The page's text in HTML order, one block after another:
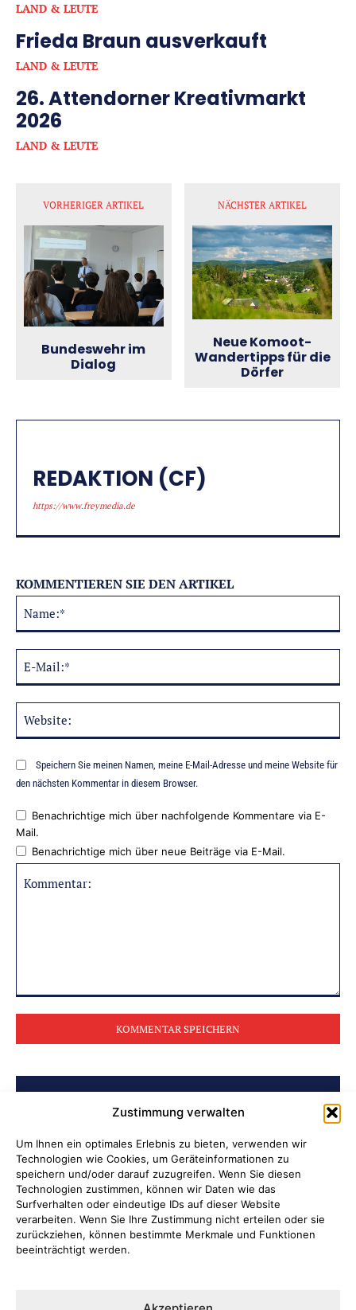
Zustimmung verwalten
Um Ihnen ein optimales Erlebnis zu bieten, verwenden wir
Technologien wie Cookies, um Geräteinformationen zu
speichern und/oder darauf zuzugreifen. Wenn Sie diesen
Technologien zustimmen, können wir Daten wie das
Surfverhalten oder eindeutige IDs auf dieser Website
verarbeiten. Wenn Sie Ihre Zustimmung nicht erteilen oder sie
zurückziehen, können bestimmte Merkmale und Funktionen
beeinträchtigt werden.
LAND & LEUTE
Frieda Braun ausverkauft
LAND & LEUTE
26. Attendorner Kreativmarkt
2026
LAND & LEUTE
VORHERIGER ARTIKEL
Bundeswehr im
Dialog
NÄCHSTER ARTIKEL
Neue Komoot-
Wandertipps für die
Dörfer
REDAKTION (CF)
https://www.freymedia.de
KOMMENTIEREN SIE DEN ARTIKEL
Speichern Sie meinen Namen, meine E-Mail-Adresse und meine Website für
den nächsten Kommentar in diesem Browser.
Benachrichtige mich über nachfolgende Kommentare via E-
Mail.
Benachrichtige mich über neue Beiträge via E-Mail.
BELIEBTE BEITRÄGE
Archiv der Initiative „Jüdisch in
Attendorn“ erschlossen
Soldatenleben damals und heute
Verantwortung übernehmen, wenn
Kinder Schutz und Orientierung